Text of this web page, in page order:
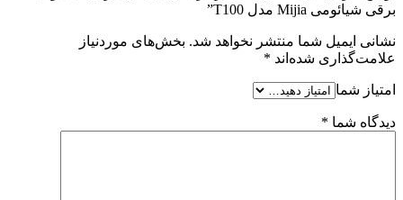
برقی شیائومی Mijia مدل T100”
نشانی ایمیل شما منتشر نخواهد شد. بخش‌های موردنیاز
علامت‌گذاری شده‌اند *
امتیاز شما
دیدگاه شما *